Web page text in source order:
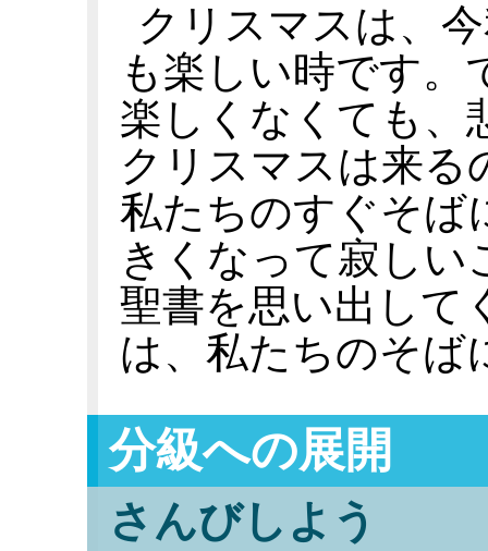
クリスマスは、
も楽しい時です。
楽しくなくても、
クリスマスは来る
私たちのすぐそば
きくなって寂しい
聖書を思い出して
は、私たちのそば
分級への展開
さんびしよう